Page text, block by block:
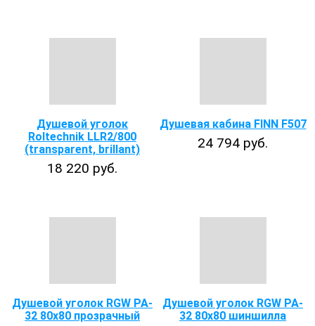
Душевой уголок
Roltechnik LLR2/800
(transparent, brillant)
18 220 руб.
Душевая кабина FINN F507
24 794 руб.
Душевой уголок RGW PA-
32 80х80 прозрачный
Душевой уголок RGW PA-
32 80x80 шиншилла